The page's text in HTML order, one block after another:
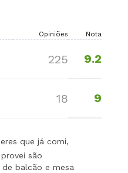
Opiniões Nota
225 9.2
18 9
que já comi,
são
balcão e mesa